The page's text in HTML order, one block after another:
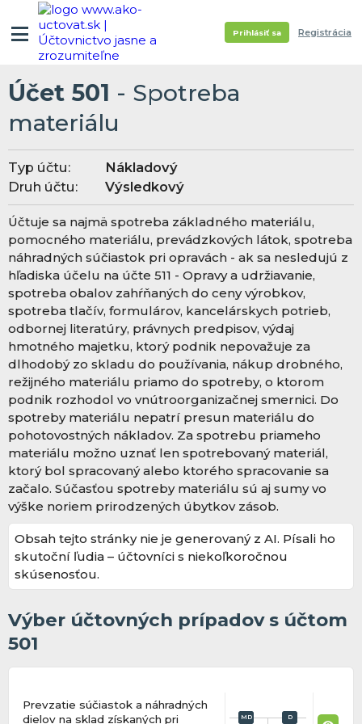
Prihlásiť sa Registrácia
Účet 501 - Spotreba
materiálu
Typ účtu:
Nákladový
Druh účtu:
Výsledkový
Účtuje sa najmä spotreba základného materiálu,
pomocného materiálu, prevádzkových látok, spotreba
náhradných súčiastok pri opravách - ak sa nesledujú z
hľadiska účelu na účte 511 - Opravy a udržiavanie,
spotreba obalov zahŕňaných do ceny výrobkov,
spotreba tlačív, formulárov, kancelárskych potrieb,
odbornej literatúry, právnych predpisov, výdaj
hmotného majetku, ktorý podnik nepovažuje za
dlhodobý zo skladu do používania, nákup drobného,
režijného materiálu priamo do spotreby, o ktorom
podnik rozhodol vo vnútroorganizačnej smernici. Do
spotreby materiálu nepatrí presun materiálu do
pohotovostných nákladov. Za spotrebu priameho
materiálu možno uznať len spotrebovaný materiál,
ktorý bol spracovaný alebo ktorého spracovanie sa
začalo. Súčasťou spotreby materiálu sú aj sumy vo
výške noriem prirodzených úbytkov zásob.
Obsah tejto stránky nie je generovaný z AI. Písali ho
skutoční ľudia – účtovníci s niekoľkoročnou
skúsenosťou.
Výber účtovných prípadov s účtom
501
Prevzatie súčiastok a náhradných
dielov na sklad získaných pri